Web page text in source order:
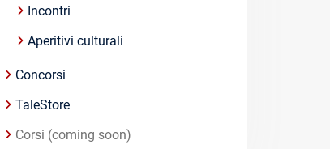
Incontri
Aperitivi culturali
Concorsi
TaleStore
Corsi (coming soon)